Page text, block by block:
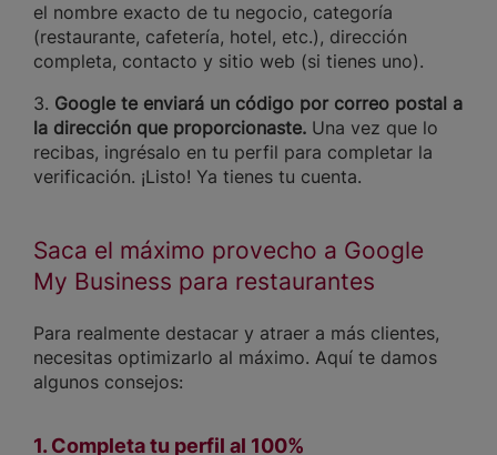
el nombre exacto de tu negocio, categoría
(restaurante, cafetería, hotel, etc.), dirección
completa, contacto y sitio web (si tienes uno).
3. Google te enviará un código por correo postal a
la dirección que proporcionaste. Una vez que lo
recibas, ingrésalo en tu perfil para completar la
verificación. ¡Listo! Ya tienes tu cuenta.
Saca el máximo provecho a Google
My Business para restaurantes
Para realmente destacar y atraer a más clientes,
necesitas optimizarlo al máximo. Aquí te damos
algunos consejos:
1. Completa tu perfil al 100%